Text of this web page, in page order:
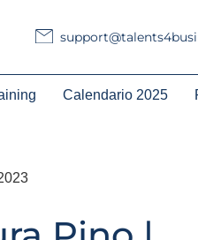
Calendario 2025